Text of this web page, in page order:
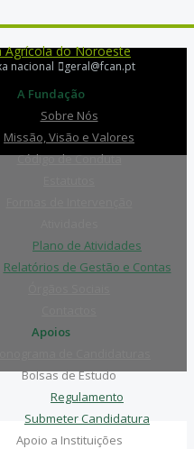
nacional geral@fcan.pt
A Fundação
Sobre Nós
Missão, Visão e Valores
Código de Conduta
Plano de Atividades
Relatórios de Gestão e Contas
Apoios
Bolsas de Estudo
Regulamento
Submeter Candidatura
Apoio a Instituições